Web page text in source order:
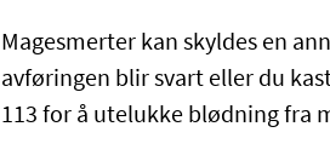
Magesmerter kan skyldes en
avføringen blir svart eller du
113 for å utelukke blødning fra